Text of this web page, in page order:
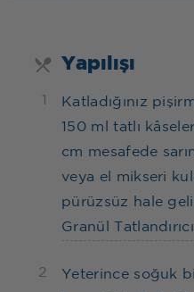
Yapılışı
1
Katladığınız
150 ml tatlı
cm mesafede
veya el mikseri
pürüzsüz hale
Granül
2
Yeterince soğuk